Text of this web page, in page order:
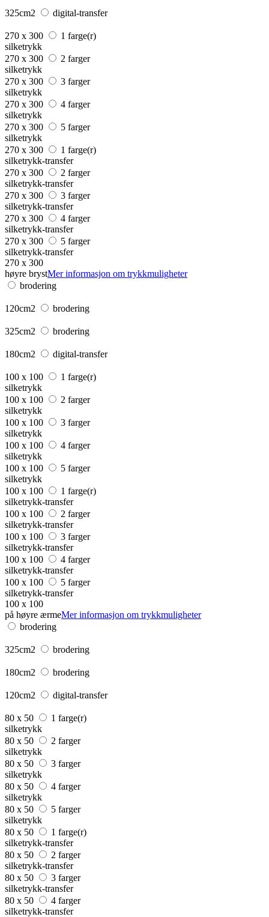
325cm2 digital-transfer
270 x 300
1 farge(r)
silketrykk
270 x 300
2 farger
silketrykk
270 x 300
3 farger
silketrykk
270 x 300
4 farger
silketrykk
270 x 300
5 farger
silketrykk
270 x 300
1 farge(r)
silketrykk-transfer
270 x 300
2 farger
silketrykk-transfer
270 x 300
3 farger
silketrykk-transfer
270 x 300
4 farger
silketrykk-transfer
270 x 300
5 farger
silketrykk-transfer
270 x 300
høyre brystMer informasjon om trykkmuligheter
brodering
120cm2 brodering
325cm2 brodering
180cm2 digital-transfer
100 x 100
1 farge(r)
silketrykk
100 x 100
2 farger
silketrykk
100 x 100
3 farger
silketrykk
100 x 100
4 farger
silketrykk
100 x 100
5 farger
silketrykk
100 x 100
1 farge(r)
silketrykk-transfer
100 x 100
2 farger
silketrykk-transfer
100 x 100
3 farger
silketrykk-transfer
100 x 100
4 farger
silketrykk-transfer
100 x 100
5 farger
silketrykk-transfer
100 x 100
på høyre ærmeMer informasjon om trykkmuligheter
brodering
325cm2 brodering
180cm2 brodering
120cm2 digital-transfer
80 x 50
1 farge(r)
silketrykk
80 x 50
2 farger
silketrykk
80 x 50
3 farger
silketrykk
80 x 50
4 farger
silketrykk
80 x 50
5 farger
silketrykk
80 x 50
1 farge(r)
silketrykk-transfer
80 x 50
2 farger
silketrykk-transfer
80 x 50
3 farger
silketrykk-transfer
80 x 50
4 farger
silketrykk-transfer